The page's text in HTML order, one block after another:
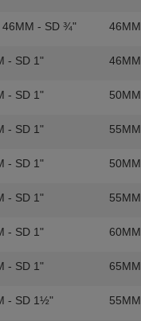
46MM - SD ¾" 46MM
- SD 1" 46MM
- SD 1" 50MM
- SD 1" 55MM
- SD 1" 50MM
- SD 1" 55MM
- SD 1" 60MM
- SD 1" 65MM
- SD 1½" 55MM